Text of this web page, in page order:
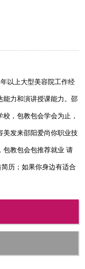
以上大型美容院工作经
能力和演讲授课能力。邵
，包教包会学会为止，
美发来邵阳爱尚你职业技
包教包会包推荐就业 请
历；如果你身边有适合